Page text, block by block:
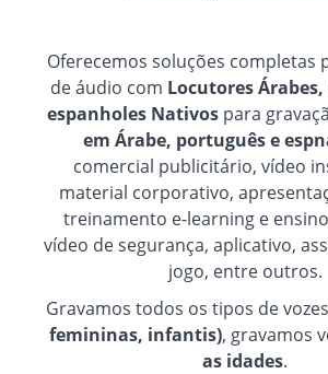
Oferecemos soluções completas
de áudio com Locutores
espanholes Nativos para
em Árabe, português e
comercial publicitário, vídeo
material corporativo,
treinamento e-learning e
vídeo de segurança, aplicativo,
jogo, entre outros.
Gravamos todos os tipos de vozes
femininas, infantis), gravamos
as idades.